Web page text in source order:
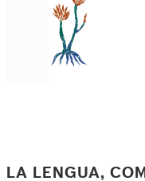
LA LENGUA,